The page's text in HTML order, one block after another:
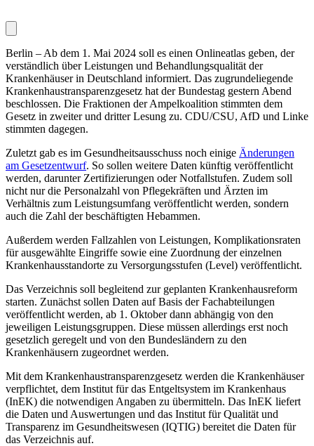
Berlin – Ab dem 1. Mai 2024 soll es einen Onlineatlas geben, der
verständlich über Leistungen und Behand­lungsqualität der
Krankenhäuser in Deutschland informiert. Das zugrundeliegende
Krankenhaustransparenz­gesetz hat der Bundestag gestern Abend
beschlossen. Die Fraktionen der Ampelkoalition stimmten dem
Gesetz in zweiter und dritter Lesung zu. CDU/CSU, AfD und Linke
stimmten dagegen.
Zuletzt gab es im Gesundheitsausschuss noch einige Änderungen
am Gesetzentwurf. So sollen weitere Daten künftig veröffentlicht
werden, darunter Zertifizierungen oder Notfallstufen. Zudem soll
nicht nur die Personal­zahl von Pflegekräften und Ärzten im
Verhältnis zum Leistungsumfang veröffentlicht werden, sondern
auch die Zahl der beschäftigten Hebammen.
Außerdem werden Fallzahlen von Leistungen, Komplikationsraten
für ausgewählte Eingriffe sowie eine Zuord­nung der einzelnen
Krankenhausstandorte zu Versorgungsstufen (Level) veröffentlicht.
Das Verzeichnis soll begleitend zur geplanten Krankenhausreform
starten. Zunächst sollen Daten auf Basis der Fachabteilungen
veröffentlicht werden, ab 1. Oktober dann abhängig von den
jeweiligen Leistungsgruppen. Diese müssen allerdings erst noch
gesetzlich geregelt und von den Bundesländern zu den
Krankenhäusern zugeordnet werden.
Mit dem Krankenhaustransparenzgesetz werden die Krankenhäuser
verpflichtet, dem Institut für das Entgelt­system im Krankenhaus
(InEK) die notwendigen Angaben zu übermitteln. Das InEK liefert
die Daten und Aus­wertungen und das Institut für Qualität und
Transparenz im Gesundheitswesen (IQTIG) bereitet die Daten für
das Verzeichnis auf.